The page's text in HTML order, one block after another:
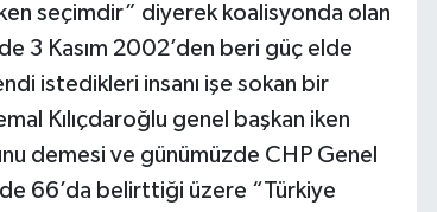
seçimdir” diyerek koalisyonda olan
3 Kasım 2002’den beri güç elde
istedikleri insanı işe sokan bir
Kılıçdaroğlu genel başkan iken
demesi ve günümüzde CHP Genel
66’da belirttiği üzere “Türkiye